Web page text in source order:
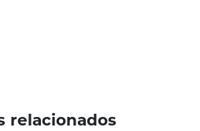
relacionados